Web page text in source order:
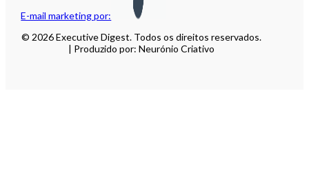
E-mail marketing por:
© 2026 Executive Digest. Todos os direitos reservados.
| Produzido por: Neurónio Criativo